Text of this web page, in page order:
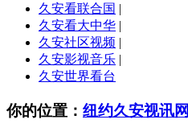
久安看联合国 |
久安看大中华 |
久安社区视频 |
久安影视音乐 |
久安世界看台
你的位置： 纽约久安视讯网